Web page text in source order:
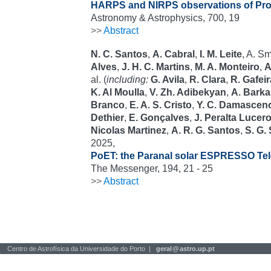
HARPS and NIRPS observations of
Astronomy & Astrophysics, 700, 19
>>Abstract
N. C. Santos, A. Cabral , I. M. Leite, A.
Alves, J. H. C. Martins, M. A. Monteiro,
al. (including: G. Avila, R. Clara, R.
K. Al Moulla, V. Zh. Adibekyan, A. Barka
Branco, E. A. S. Cristo, Y. C.
Dethier, E. Gonçalves, J. Peralta Lucero
Nicolas Martinez, A. R. G. Santos, S. G.
2025,
PoET: the Paranal solar ESPRESSO
The Messenger, 194, 21 - 25
>>Abstract
Centro de Astrofísica da Universidade do Porto | geral@astro.up.pt